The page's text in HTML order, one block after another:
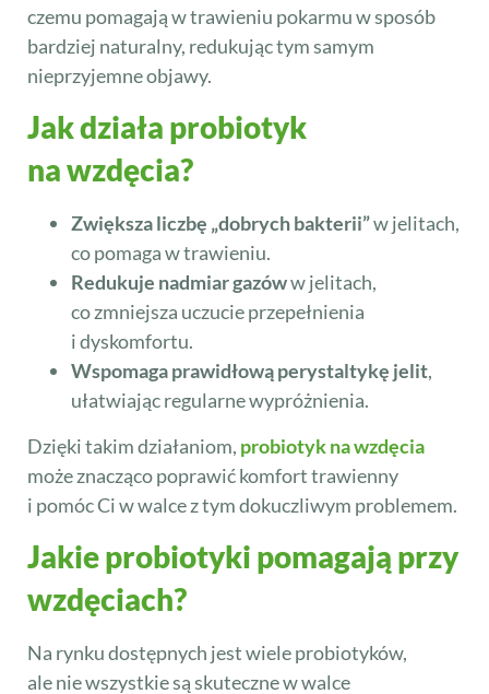
czemu pomagają w trawieniu pokarmu w sposób
bardziej naturalny, redukując tym samym
nieprzyjemne objawy.
Jak działa probiotyk
na wzdęcia?
Zwiększa liczbę „dobrych bakterii”w jelitach,
co pomaga w trawieniu.
Redukuje nadmiar gazóww jelitach,
co zmniejsza uczucie przepełnienia
i dyskomfortu.
Wspomaga prawidłową perystaltykę jelit,
ułatwiając regularne wypróżnienia.
Dzięki takim działaniom, probiotyk na wzdęcia
może znacząco poprawić komfort trawienny
i pomóc Ci w walce z tym dokuczliwym problemem.
Jakie probiotyki pomagają przy
wzdęciach?
Na rynku dostępnych jest wiele probiotyków,
ale nie wszystkie są skuteczne w walce